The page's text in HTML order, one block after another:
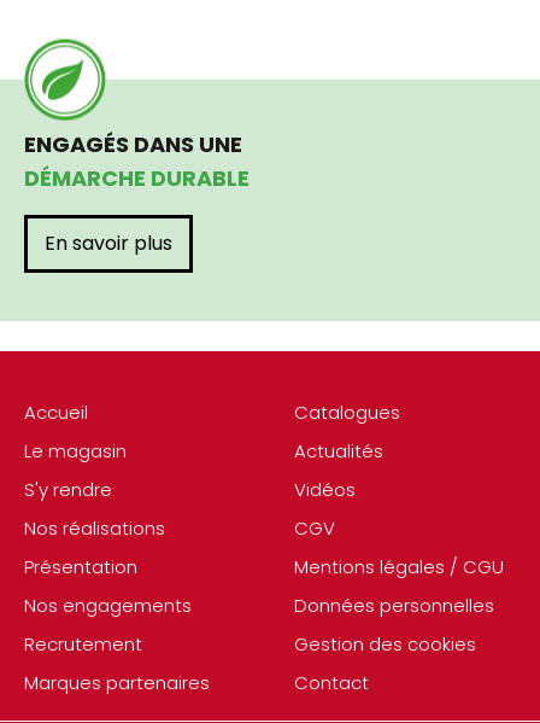
Accueil
Le magasin
S'y rendre
Nos réalisations
Présentation
Nos engagements
Recrutement
Marques partenaires
Catalogues
Actualités
Vidéos
CGV
Mentions légales / CGU
Données personnelles
Gestion des cookies
Contact
ENGAGÉS DANS UNE
DÉMARCHE DURABLE
En savoir plus